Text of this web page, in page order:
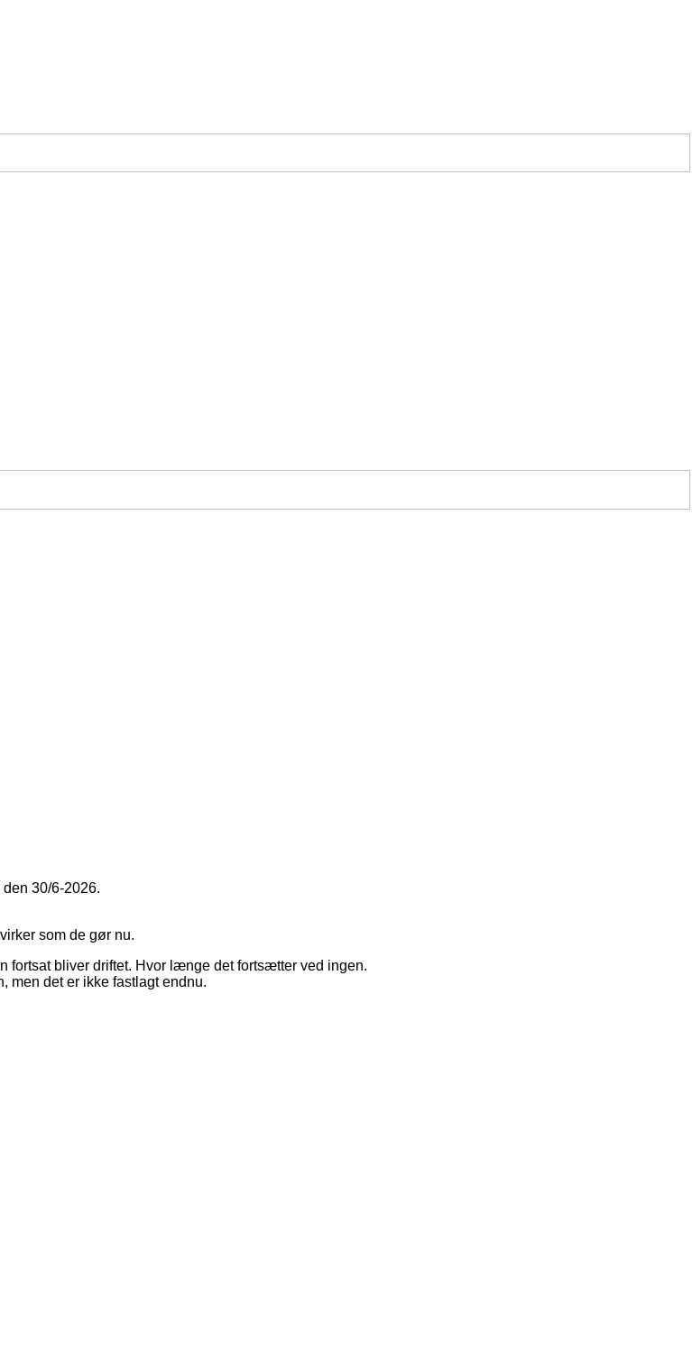
30/6-2026.
som de gør nu.
fortsat bliver driftet. Hvor længe det fortsætter ved ingen.
men det er ikke fastlagt endnu.